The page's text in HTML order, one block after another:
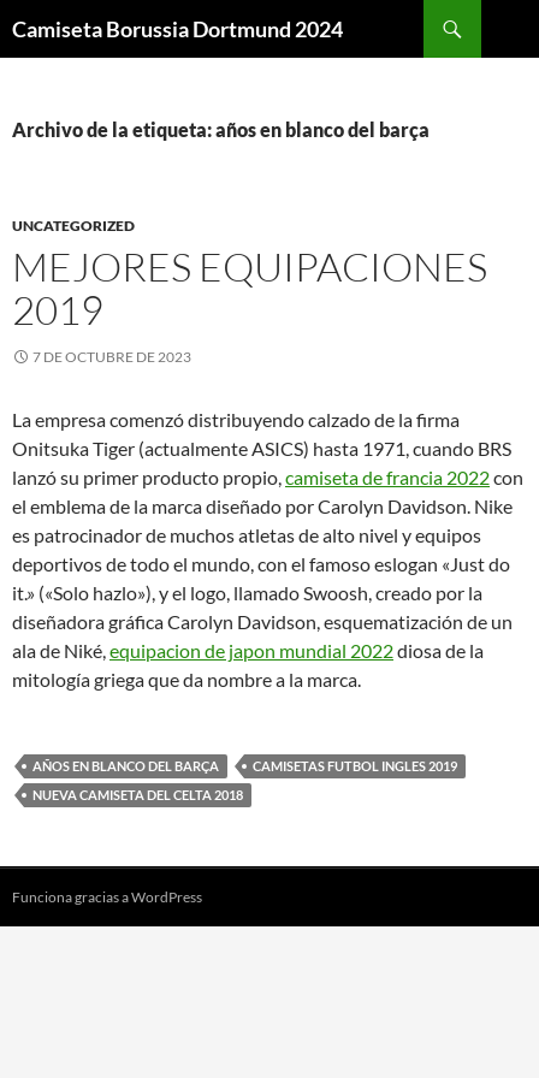
Camiseta Borussia Dortmund 2024
Archivo de la etiqueta: años en blanco del barça
UNCATEGORIZED
MEJORES EQUIPACIONES
2019
7 DE OCTUBRE DE 2023
La empresa comenzó distribuyendo calzado de la firma
Onitsuka Tiger (actualmente ASICS) hasta 1971, cuando BRS
lanzó su primer producto propio,camiseta de francia 2022con
el emblema de la marca diseñado por Carolyn Davidson. Nike
es patrocinador de muchos atletas de alto nivel y equipos
deportivos de todo el mundo, con el famoso eslogan «Just do
it.» («Solo hazlo»), y el logo, llamado Swoosh, creado por la
diseñadora gráfica Carolyn Davidson, esquematización de un
ala de Niké,equipacion de japon mundial 2022diosa de la
mitología griega que da nombre a la marca.
AÑOS EN BLANCO DEL BARÇA
CAMISETAS FUTBOL INGLES 2019
NUEVA CAMISETA DEL CELTA 2018
Funciona gracias a WordPress